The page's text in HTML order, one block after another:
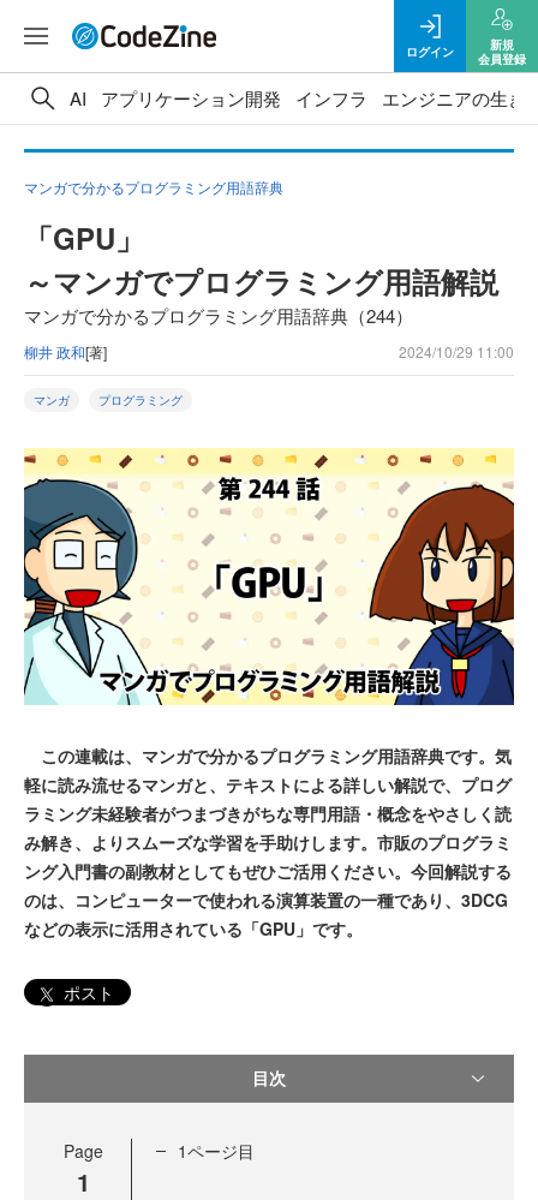
ログイン
新規
会員登録
AI アプリケーション開発 インフラ エンジニアの生き
マンガで分かるプログラミング用語辞典
「GPU」
～マンガでプログラミング用語解説
マンガで分かるプログラミング用語辞典（244）
柳井 政和[著] 2024/10/29 11:00
マンガ プログラミング
この連載は、マンガで分かるプログラミング用語辞典です。気
軽に読み流せるマンガと、テキストによる詳しい解説で、プログ
ラミング未経験者がつまづきがちな専門用語・概念をやさしく読
み解き、よりスムーズな学習を手助けします。市販のプログラミ
ング入門書の副教材としてもぜひご活用ください。今回解説する
のは、コンピューターで使われる演算装置の一種であり、3DCG
などの表示に活用されている「GPU」です。
ポスト
目次
Page
1
1ページ目